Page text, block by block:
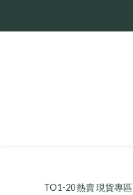
TO1-20 熱賣 現貨專區